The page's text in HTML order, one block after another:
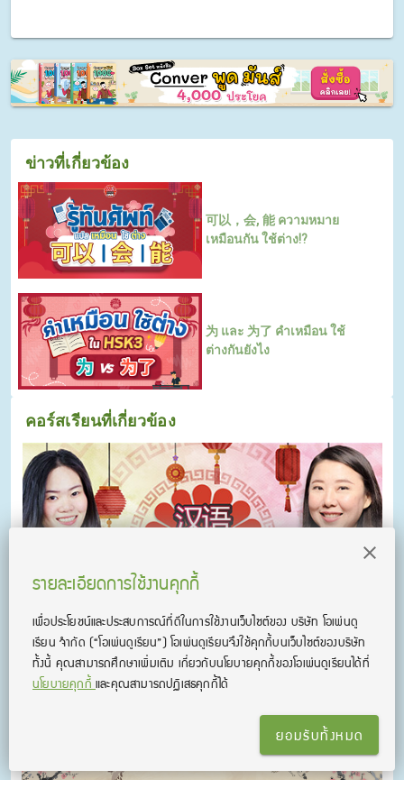
ข่าวที่เกี่ยวข้อง
可以，会, 能 ความหมาย
เหมือนกัน ใช้ต่าง⁉️
为 และ 为了 คำเหมือน ใช้
ต่างกันยังไง
คอร์สเรียนที่เกี่ยวข้อง
คอร์สเรียน ภาษาจีนออนไลน์ ไม่มีพื้นฐานก็เรียนได้
รวมคอร์สติวภาษาจีนพื้นฐานจนถึงระดับการสอบ HSK3 ครอบคลุม
รายละเอียดการใช้งานคุกกี้
เพื่อประโยชน์และประสบการณ์ที่ดีในการใช้งานเว็บไซต์ของ บริษัท โอเพ่นดู
เรียน จํากัด (“โอเพ่นดูเรียน”)โอเพ่นดูเรียนจึงใช้คุกกี้บนเว็บไซต์ของบริษัท
ทั้งนี้ คุณสามารถศึกษาเพิ่มเติม เกี่ยวกับนโยบายคุกกี้ของโอเพ่นดูเรียนได้ที่
นโยบายคุกกี้และคุณสามารถปฏิเสธคุกกี้ได้
ยอมรับทั้งหมด